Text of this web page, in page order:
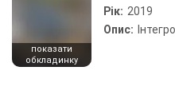
показати
обкладинку
Рік: 2019
Опис: